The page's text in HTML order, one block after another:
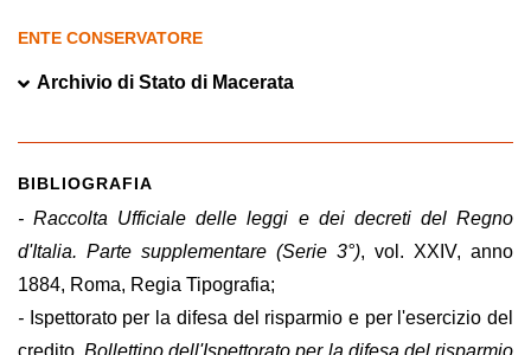
ENTE CONSERVATORE
Archivio di Stato di Macerata
BIBLIOGRAFIA
- Raccolta Ufficiale delle leggi e dei decreti del Regno
d'Italia. Parte supplementare (Serie 3°), vol. XXIV, anno
1884, Roma, Regia Tipografia;
- Ispettorato per la difesa del risparmio e per l'esercizio del
credito, Bollettino dell'Ispettorato per la difesa del risparmio